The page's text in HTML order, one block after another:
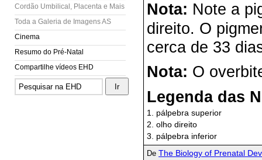
Cordão Umbilical, Placenta e Mais AS
Toda a Galeria de Imagens AS
Cinema
Resumo do Pré-Natal
Compartilhe vídeos EHD
Nota: Note a
direito. O
cerca de 33
Nota: O
Legenda das
1. pálpebra superior
2. olho direito
3. pálpebra inferior
De The Biology of Prenatal